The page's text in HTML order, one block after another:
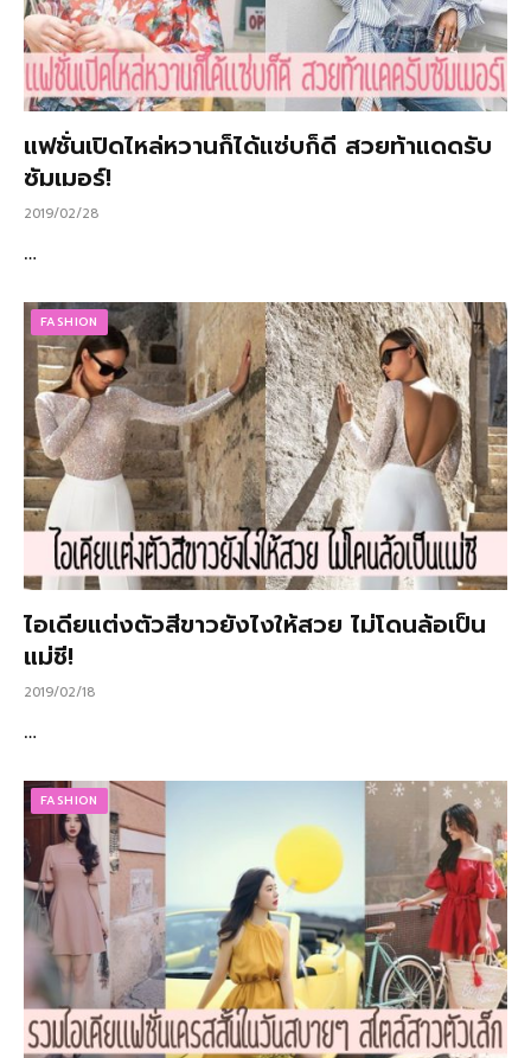
แฟชั่นเปิดไหล่หวานก็ได้แซ่บก็ดี สวยท้าแดดรับ
ซัมเมอร์!
2019/02/28
…
FASHION
ไอเดียแต่งตัวสีขาวยังไงให้สวย ไม่โดนล้อเป็น
แม่ชี!
2019/02/18
…
FASHION